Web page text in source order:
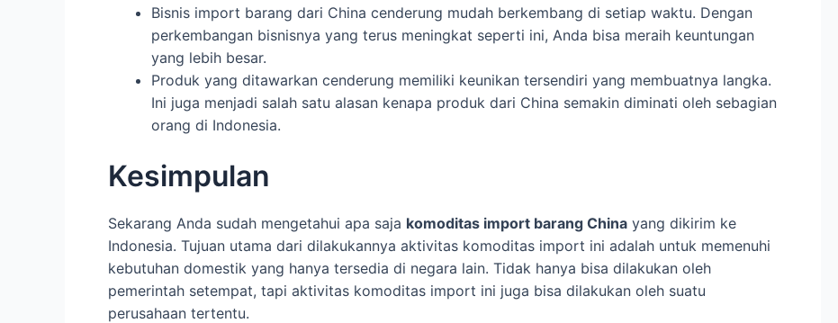
Bisnis import barang dari China cenderung mudah berkembang di setiap waktu. Dengan
perkembangan bisnisnya yang terus meningkat seperti ini, Anda bisa meraih keuntungan
yang lebih besar.
Produk yang ditawarkan cenderung memiliki keunikan tersendiri yang membuatnya langka.
Ini juga menjadi salah satu alasan kenapa produk dari China semakin diminati oleh sebagian
orang di Indonesia.
Kesimpulan
Sekarang Anda sudah mengetahui apa saja komoditas import barang China yang dikirim ke
Indonesia. Tujuan utama dari dilakukannya aktivitas komoditas import ini adalah untuk memenuhi
kebutuhan domestik yang hanya tersedia di negara lain. Tidak hanya bisa dilakukan oleh
pemerintah setempat, tapi aktivitas komoditas import ini juga bisa dilakukan oleh suatu
perusahaan tertentu.